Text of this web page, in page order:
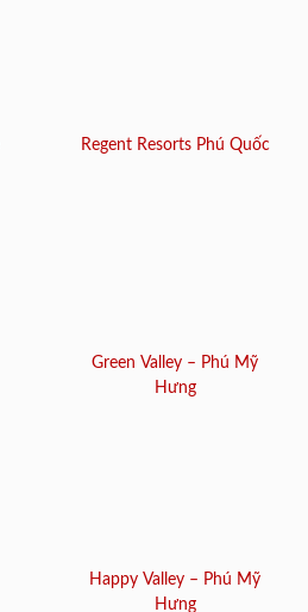
Regent Resorts Phú Quốc
Green Valley – Phú Mỹ
Hưng
Happy Valley – Phú Mỹ
Hưng